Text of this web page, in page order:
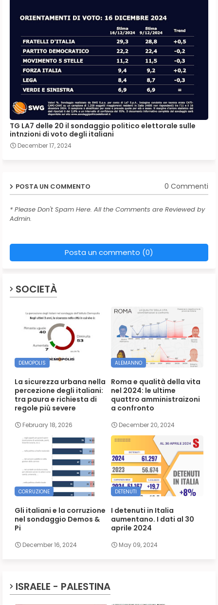
TG LA7 delle 20 il sondaggio politico elettorale sulle
intnzioni di voto degli italiani
December 17, 2024
POSTA UN COMMENTO 0 Commenti
* Please Don't Spam Here. All the Comments are Reviewed by
Admin.
Posta un commento (0)
SOCIETÀ
DEMOPOLIS
La sicurezza urbana nella
percezione degli italiani:
tra paura e richiesta di
regole più severe
February 18, 2026
ALEMANNO
Roma e qualità della vita
nel 2024: le ultime
quattro amministraizoni
a confronto
December 20, 2024
CORRUZIONE
Gli italiani e la corruzione
nel sondaggio Demos &
Pi
December 16, 2024
DETENUTI
I detenuti in Italia
aumentano. I dati al 30
aprile 2024
May 09, 2024
ISRAELE - PALESTINA